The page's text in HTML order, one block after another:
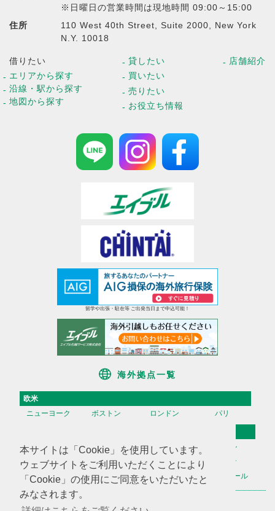
本サイトは「Cookie」を使用しています。
ウェブサイトをご利用いただくことにより
「Cookie」の使用にご同意をいただいたと
みなされます。
※日曜日の営業時間は現地時間 09:00～15:00
住所
110 West 40th Street, Suite 2000, New York
N.Y. 10018
借りたい
エリアから探す
沿線・駅から探す
地図から探す
貸したい
買いたい
売りたい
お役立ち情報
店舗紹介
留学や出張・駐在等 ご出発当日まで申込可能！
海外拠点一覧
欧米
ニューヨーク
ボストン ロンドン パリ
香港
台湾 高雄
ソウル
天津
上海 蘇州
深セン
広州
ハノイ マニラ シンガポール
海外不動産投資情報 海外CHINTAI